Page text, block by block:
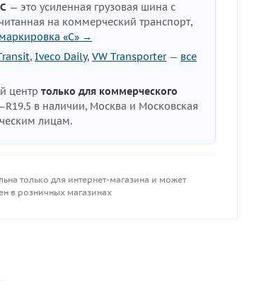
— это усиленная грузовая шина с
на коммерческий транспорт,
«C» →
, Iveco Daily, VW Transporter— все
центр только для коммерческого
в наличии, Москва и Московская
лицам.
только для интернет-магазина и может
в розничных магазинах